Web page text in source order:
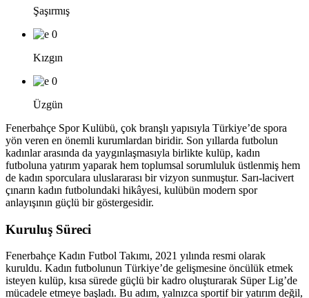
Şaşırmış
0
Kızgın
0
Üzgün
Fenerbahçe Spor Kulübü, çok branşlı yapısıyla Türkiye’de spora
yön veren en önemli kurumlardan biridir. Son yıllarda futbolun
kadınlar arasında da yaygınlaşmasıyla birlikte kulüp, kadın
futboluna yatırım yaparak hem toplumsal sorumluluk üstlenmiş hem
de kadın sporculara uluslararası bir vizyon sunmuştur. Sarı-lacivert
çınarın kadın futbolundaki hikâyesi, kulübün modern spor
anlayışının güçlü bir göstergesidir.
Kuruluş Süreci
Fenerbahçe Kadın Futbol Takımı, 2021 yılında resmi olarak
kuruldu. Kadın futbolunun Türkiye’de gelişmesine öncülük etmek
isteyen kulüp, kısa sürede güçlü bir kadro oluşturarak Süper Lig’de
mücadele etmeye başladı. Bu adım, yalnızca sportif bir yatırım değil,